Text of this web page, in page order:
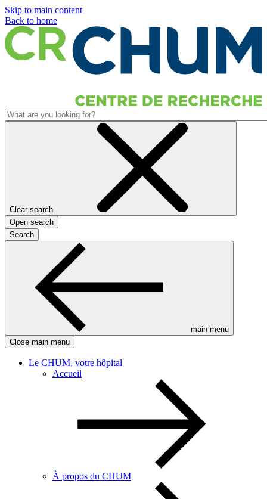
Skip to main content
Back to home
Clear search
Open search
Search
main menu
Close main menu
Le CHUM, votre hôpital
Accueil
À propos du CHUM